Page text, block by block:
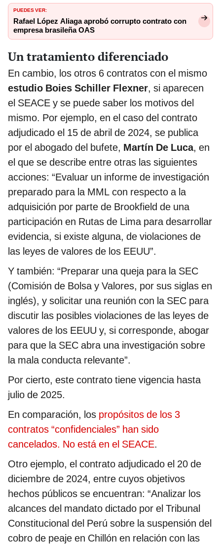
PUEDES VER:
Rafael López Aliaga aprobó corrupto contrato con
empresa brasileña OAS
Un tratamiento diferenciado
En cambio, los otros 6 contratos con el mismo
estudio Boies Schiller Flexner, si aparecen
el SEACE y se puede saber los motivos del
mismo. Por ejemplo, en el caso del contrato
adjudicado el 15 de abril de 2024, se publica
por el abogado del bufete, Martín De Luca, en
el que se describe entre otras las siguientes
acciones: “Evaluar un informe de investigación
preparado para la MML con respecto a la
adquisición por parte de Brookfield de una
participación en Rutas de Lima para desarrollar
evidencia, si existe alguna, de violaciones de
las leyes de valores de los EEUU”.
Y también: “Preparar una queja para la SEC
(Comisión de Bolsa y Valores, por sus siglas en
inglés), y solicitar una reunión con la SEC para
discutir las posibles violaciones de las leyes de
valores de los EEUU y, si corresponde, abogar
para que la SEC abra una investigación sobre
la mala conducta relevante”.
Por cierto, este contrato tiene vigencia hasta
julio de 2025.
En comparación, los propósitos de los 3
contratos “confidenciales” han sido
cancelados. No está en el SEACE.
Otro ejemplo, el contrato adjudicado el 20 de
diciembre de 2024, entre cuyos objetivos
hechos públicos se encuentran: “Analizar los
alcances del mandato dictado por el Tribunal
Constitucional del Perú sobre la suspensión del
cobro de peaje en Chillón en relación con las